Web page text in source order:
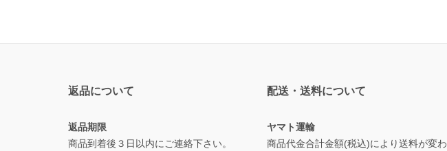
返品について
返品期限
商品到着後３日以内にご連絡下さい。
配送・送料について
ヤマト運輸
商品代金合計金額(税込)により送料が変わ